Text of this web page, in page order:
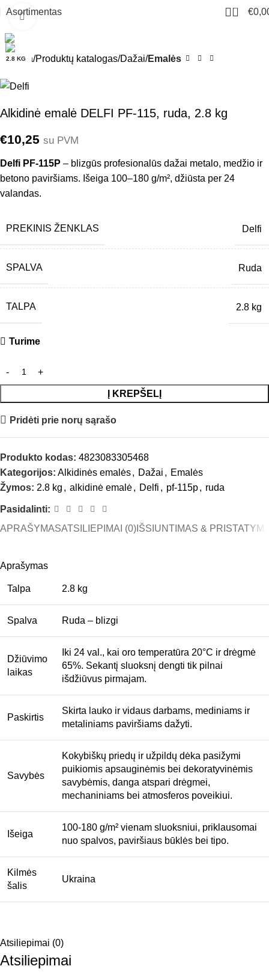
Asortimentas 0 €
2.8 KG
Click to enlarge
Pradžia Produktų katalogas Dažai Emalės
Alkidinė emalė DELFI PF-115, ruda, 2.8 kg
€10,25 su PVM
Delfi PF-115P – blizgūs profesionalūs dažai metalo, medžio ir
betono paviršiams. Išeiga 100–180 g/m², džiūsta per 24
valandas.
PREKINIS ŽENKLAS Delfi
SPALVA Ruda
TALPA 2.8 kg
Turime
Į KREPŠELĮ
Pridėti prie norų sąrašo
Produkto kodas: 4823083305468
Kategorijos: Alkidinės emalės, Dažai , Emalės
Žymos: 2.8 kg , alkidinė emalė, Delfi , pf-115p, ruda
Pasidalinti:
APRAŠYMASATSILIEPIMAI (0) IŠSIUNTIMAS &
Aprašymas
Talpa 2.8 kg
Spalva Ruda – blizgi
Džiūvimo
laikas
Iki 24 val., kai oro temperatūra 20°C ir drėgmė
65%. Sekantį sluoksnį dengti tik pilnai
išdžiūvus pirmajam.
Paskirtis
Skirta lauko ir vidaus darbams, mediniams ir
metaliniams paviršiams dažyti.
Savybės
Kokybiškų priedų ir užpildų dėka pasižymi
puikiomis apsauginėmis bei dekoratyvinėmis
savybėmis, danga atspari drėgmei,
mechaniniams bei atmosferos poveikiui.
Išeiga
100-180 g/m² vienam sluoksniui, priklausomai
nuo spalvos, paviršiaus būklės bei tipo.
Kilmės
šalis
Ukraina
Atsiliepimai (0)
Atsiliepimai